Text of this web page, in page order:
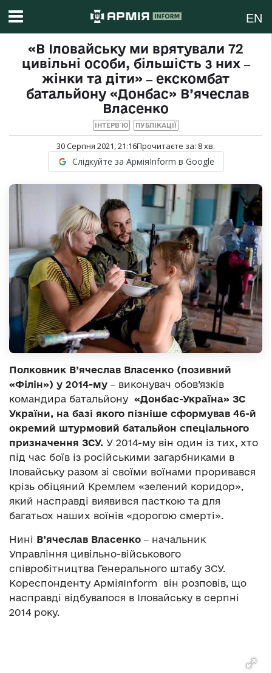
EN
«В Іловайську ми врятували 72
цивільні особи, більшість з них ‒
жінки та діти» ‒ екскомбат
батальйону «Донбас» В’ячеслав
Власенко
ІНТЕРВ`Ю ПУБЛІКАЦІЇ
30 Серпня 2021, 21:16Прочитаєте за: 8хв.
Слідкуйте за АрміяInform в Google
Полковник В’ячеслав Власенко (позивний
«Філін») у 2014-му ‒ виконувач обов’язків
командира батальйону «Донбас-Україна» ЗС
України, на базі якого пізніше сформував 46-й
окремий штурмовий батальйон спеціального
призначення ЗСУ. У 2014-му він один із тих, хто
під час боїв із російськими загарбниками в
Іловайську разом зі своїми воїнами проривався
крізь обіцяний Кремлем «зелений коридор»,
який насправді виявився пасткою та для
багатьох наших воїнів «дорогою смерті».
Нині В’ячеслав Власенко ‒ начальник
Управління цивільно-військового
співробітництва Генерального штабу ЗСУ.
Кореспонденту АрміяInform він розповів, що
насправді відбувалося в Іловайську в серпні
2014 року.